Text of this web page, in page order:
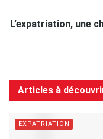
L’expatriation, une
Articles à
EXPATRIATION